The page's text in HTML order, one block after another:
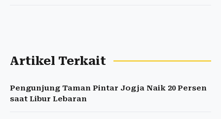
Artikel Terkait
Pengunjung Taman Pintar Jogja Naik 20 Persen
saat Libur Lebaran